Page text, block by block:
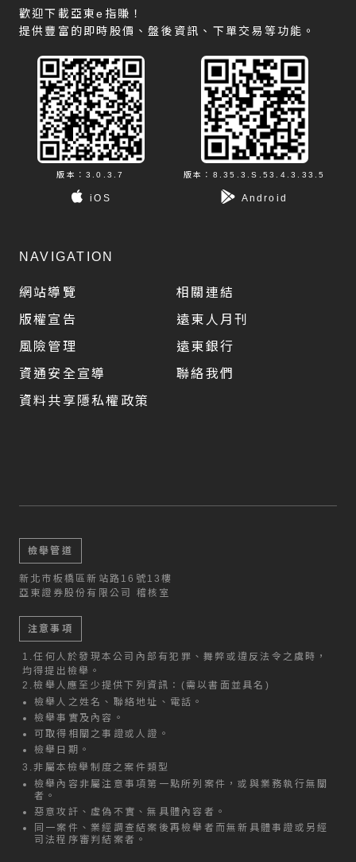
歡迎下載亞東e指賺！
提供豐富的即時股價、盤後資訊、下單交易等功能。
版本：3.0.3.7
iOS
版本：8.35.3.S.53.4.3.33.5
Android
NAVIGATION
網站導覽
版權宣告
風險管理
資通安全宣導
資料共享隱私權政策
相關連結
遠東人月刊
遠東銀行
聯絡我們
檢舉管道
新北市板橋區新站路16號13樓
亞東證券股份有限公司 稽核室
注意事項
1.任何人於發現本公司內部有犯罪、舞弊或違反法令之虞時，
均得提出檢舉。
2.檢舉人應至少提供下列資訊：(需以書面並具名)
檢舉人之姓名、聯絡地址、電話。
檢舉事實及內容。
可取得相關之事證或人證。
檢舉日期。
3.非屬本檢舉制度之案件類型
檢舉內容非屬注意事項第一點所列案件，或與業務執行無關
者。
惡意攻訐、虛偽不實、無具體內容者。
同一案件、業經調查結案後再檢舉者而無新具體事證或另經
司法程序審判結案者。